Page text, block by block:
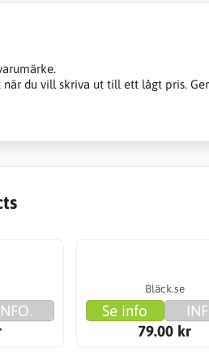
du vill skriva ut till ett lågt pris.
Bläck.se
Se info
79.00 kr